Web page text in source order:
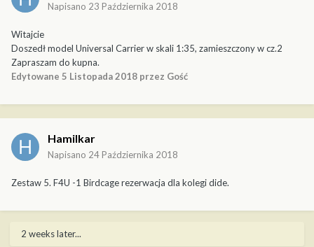
Napisano 23 Października 2018
Witajcie
Doszedł model Universal Carrier w skali 1:35, zamieszczony w cz.2
Zapraszam do kupna.
Edytowane 5 Listopada 2018 przez Gość
Hamilkar
Napisano 24 Października 2018
Zestaw 5. F4U -1 Birdcage rezerwacja dla kolegi dide.
2 weeks later...